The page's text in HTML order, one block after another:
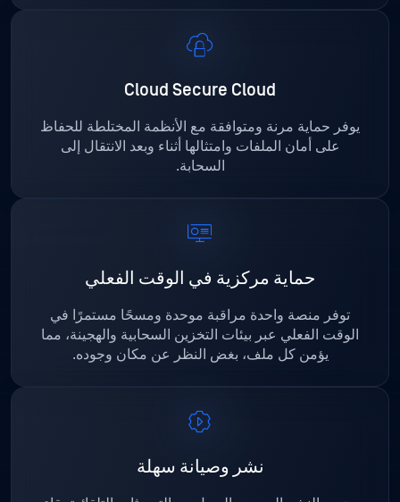
Cloud Secure Cloud
يوفر حماية مرنة ومتوافقة مع الأنظمة المختلطة للحفاظ
على أمان الملفات وامتثالها أثناء وبعد الانتقال إلى
السحابة.
حماية مركزية في الوقت الفعلي
توفر منصة واحدة مراقبة موحدة ومسحًا مستمرًا في
الوقت الفعلي عبر بيئات التخزين السحابية والهجينة، مما
يؤمن كل ملف، بغض النظر عن مكان وجوده.
نشر وصيانة سهلة